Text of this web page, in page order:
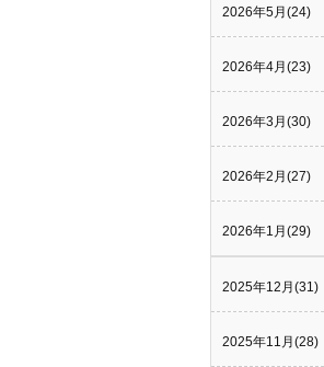
2026年5月(24)
2026年4月(23)
2026年3月(30)
2026年2月(27)
2026年1月(29)
2025年12月(31)
2025年11月(28)